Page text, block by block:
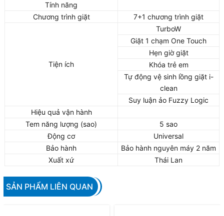
Tính năng
Chương trình giặt
7+1 chương trình giặt
Tiện ích
TurboW
Giặt 1 chạm One Touch
Hẹn giờ giặt
Khóa trẻ em
Tự động vệ sinh lồng giặt i-
clean
Suy luận ảo Fuzzy Logic
Hiệu quả vận hành
Tem năng lượng (sao)
5 sao
Động cơ
Universal
Bảo hành
Bảo hành nguyên máy 2 năm
Xuất xứ
Thái Lan
SẢN PHẨM LIÊN QUAN